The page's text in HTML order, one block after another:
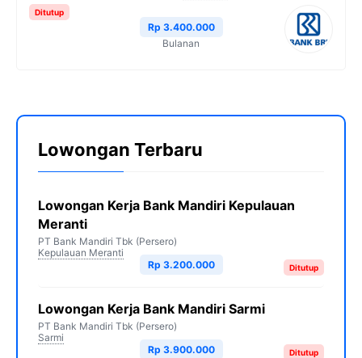
Ditutup
Rp 3.400.000
Bulanan
Lowongan Terbaru
Lowongan Kerja Bank Mandiri Kepulauan
Meranti
PT Bank Mandiri Tbk (Persero)
Kepulauan Meranti
Ditutup
Rp 3.200.000
Lowongan Kerja Bank Mandiri Sarmi
PT Bank Mandiri Tbk (Persero)
Sarmi
Ditutup
Rp 3.900.000